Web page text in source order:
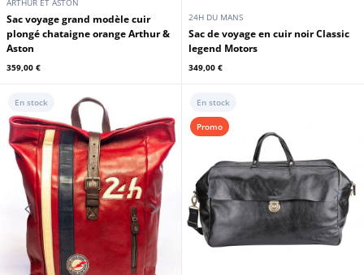
ARTHUR ET ASTON
Sac voyage grand modèle cuir
plongé chataigne orange Arthur &
Aston
359,00 €
24H DU MANS
Sac de voyage en cuir noir Classic
legend Motors
349,00 €
En stock En stock
Promo